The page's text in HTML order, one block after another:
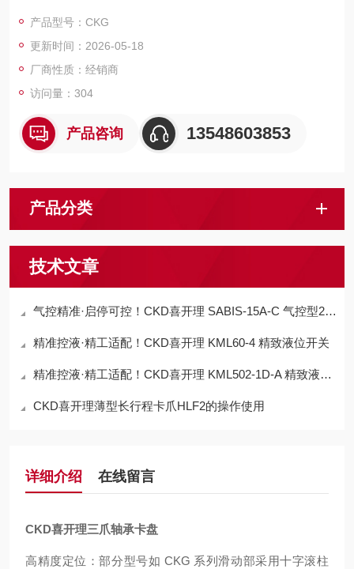
助于提高加工精度。
产品型号：CKG
更新时间：2026-05-18
厂商性质：经销商
访问量：304
产品咨询 13548603853
产品分类
技术文章
气控精准·启停可控！CKD喜开理 SABIS-15A-C 气控型2通气缸阀
精准控液·精工适配！CKD喜开理 KML60-4 精致液位开关
精准控液·精工适配！CKD喜开理 KML502-1D-A 精致液位开关​
CKD喜开理薄型长行程卡爪HLF2的操作使用
详细介绍 在线留言
CKD喜开理三爪轴承卡盘
高精度定位：部分型号如 CKG 系列滑动部采用十字滚柱